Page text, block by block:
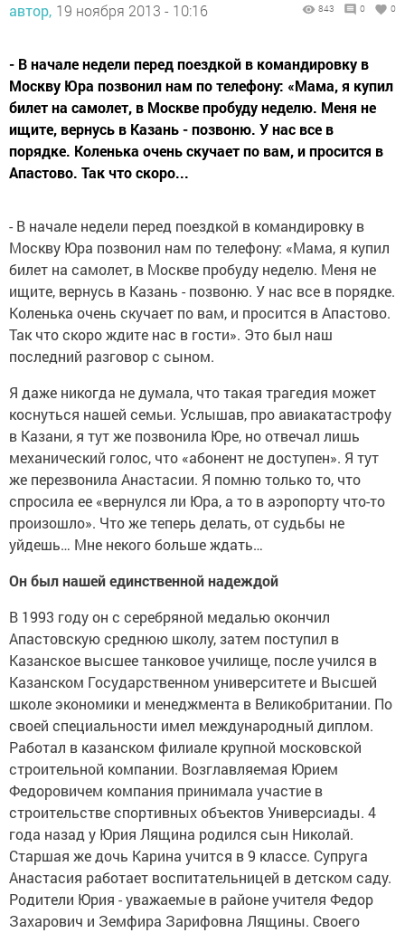
автор, 19 ноября 2013 - 10:16 843 0 0
- В начале недели перед поездкой в командировку в
Москву Юра позвонил нам по телефону: «Мама, я купил
билет на самолет, в Москве пробуду неделю. Меня не
ищите, вернусь в Казань - позвоню. У нас все в
порядке. Коленька очень скучает по вам, и просится в
Апастово. Так что скоро...
- В начале недели перед поездкой в командировку в
Москву Юра позвонил нам по телефону: «Мама, я купил
билет на самолет, в Москве пробуду неделю. Меня не
ищите, вернусь в Казань - позвоню. У нас все в порядке.
Коленька очень скучает по вам, и просится в Апастово.
Так что скоро ждите нас в гости». Это был наш
последний разговор с сыном.
Я даже никогда не думала, что такая трагедия может
коснуться нашей семьи. Услышав, про авиакатастрофу
в Казани, я тут же позвонила Юре, но отвечал лишь
механический голос, что «абонент не доступен». Я тут
же перезвонила Анастасии. Я помню только то, что
спросила ее «вернулся ли Юра, а то в аэропорту что-то
произошло». Что же теперь делать, от судьбы не
уйдешь… Мне некого больше ждать…
Он был нашей единственной надеждой
В 1993 году он с серебряной медалью окончил
Апастовскую среднюю школу, затем поступил в
Казанское высшее танковое училище, после учился в
Казанском Государственном университете и Высшей
школе экономики и менеджмента в Великобритании. По
своей специальности имел международный диплом.
Работал в казанском филиале крупной московской
строительной компании. Возглавляемая Юрием
Федоровичем компания принимала участие в
строительстве спортивных объектов Универсиады. 4
года назад у Юрия Лящина родился сын Николай.
Старшая же дочь Карина учится в 9 классе. Супруга
Анастасия работает воспитательницей в детском саду.
Родители Юрия - уважаемые в районе учителя Федор
Захарович и Земфира Зарифовна Лящины. Своего